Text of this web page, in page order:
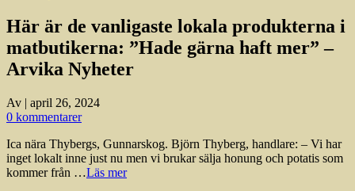
Här är de vanligaste lokala produkterna i
matbutikerna: ”Hade gärna haft mer” –
Arvika Nyheter
Av | april 26, 2024
0 kommentarer
Ica nära Thybergs, Gunnarskog. Björn Thyberg, handlare: – Vi har
inget lokalt inne just nu men vi brukar sälja honung och potatis som
kommer från …Läs mer